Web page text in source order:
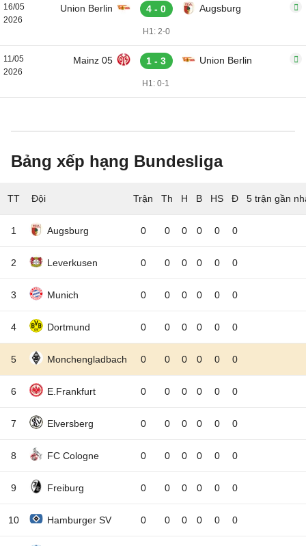
16/05
2026
Union Berlin 4 - 0 Augsburg
H1: 2-0
11/05
2026
Mainz 05 1 - 3 Union Berlin
H1: 0-1
Bảng xếp hạng Bundesliga
TT Đội 5 trận gần
1 Augsburg 0 0 0 0 0 0
2 Leverkusen 0 0 0 0 0 0
3 Munich 0 0 0 0 0 0
4 Dortmund 0 0 0 0 0 0
5 Monchengladbach 0 0 0 0 0 0
6 E.Frankfurt 0 0 0 0 0 0
7 Elversberg 0 0 0 0 0 0
8 FC Cologne 0 0 0 0 0 0
9 Freiburg 0 0 0 0 0 0
10 Hamburger SV 0 0 0 0 0 0